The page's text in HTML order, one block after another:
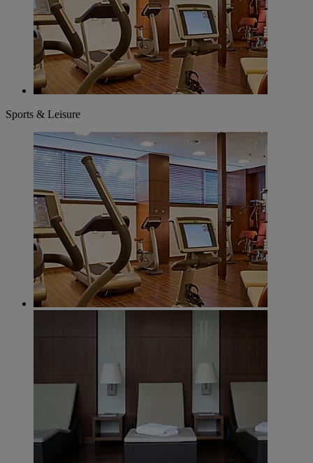
Sports & Leisure